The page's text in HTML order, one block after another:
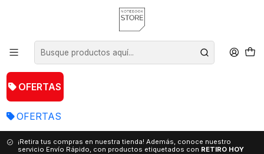
OFERTAS
OFERTAS
¡Retira tus compras en nuestra tienda! Además, conoce nuestro
servicio Envío Rápido, con productos etiquetados con RETIRO HOY